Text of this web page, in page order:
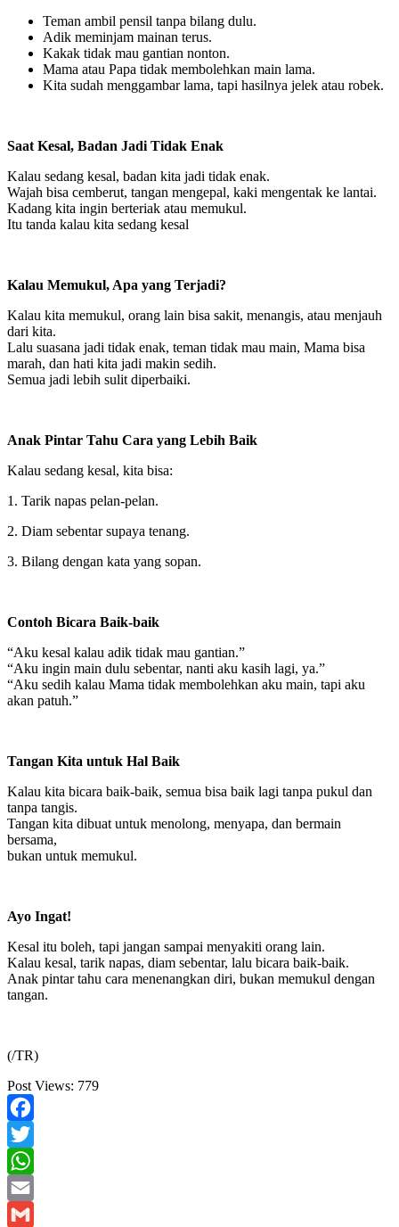
Teman ambil pensil tanpa bilang dulu.
Adik meminjam mainan terus.
Kakak tidak mau gantian nonton.
Mama atau Papa tidak membolehkan main lama.
Kita sudah menggambar lama, tapi hasilnya jelek atau robek.
Saat Kesal, Badan Jadi Tidak Enak
Kalau sedang kesal, badan kita jadi tidak enak.
Wajah bisa cemberut, tangan mengepal, kaki mengentak ke lantai.
Kadang kita ingin berteriak atau memukul.
Itu tanda kalau kita sedang kesal
Kalau Memukul, Apa yang Terjadi?
Kalau kita memukul, orang lain bisa sakit, menangis, atau menjauh
dari kita.
Lalu suasana jadi tidak enak, teman tidak mau main, Mama bisa
marah, dan hati kita jadi makin sedih.
Semua jadi lebih sulit diperbaiki.
Anak Pintar Tahu Cara yang Lebih Baik
Kalau sedang kesal, kita bisa:
1. Tarik napas pelan-pelan.
2. Diam sebentar supaya tenang.
3. Bilang dengan kata yang sopan.
Contoh Bicara Baik-baik
“Aku kesal kalau adik tidak mau gantian.”
“Aku ingin main dulu sebentar, nanti aku kasih lagi, ya.”
“Aku sedih kalau Mama tidak membolehkan aku main, tapi aku
akan patuh.”
Tangan Kita untuk Hal Baik
Kalau kita bicara baik-baik, semua bisa baik lagi tanpa pukul dan
tanpa tangis.
Tangan kita dibuat untuk menolong, menyapa, dan bermain
bersama,
bukan untuk memukul.
Ayo Ingat!
Kesal itu boleh, tapi jangan sampai menyakiti orang lain.
Kalau kesal, tarik napas, diam sebentar, lalu bicara baik-baik.
Anak pintar tahu cara menenangkan diri, bukan memukul dengan
tangan.
(/TR)
Post Views: 779
Facebook
Twitter
WhatsApp
Email